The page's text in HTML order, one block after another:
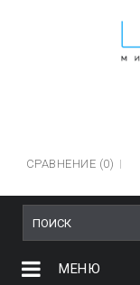
СРАВНЕНИЕ (0)
МЕНЮ